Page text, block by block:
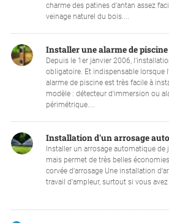
charme des patines d'antan assez
veinage naturel du bois....
Installer une alarme de piscine
Depuis le 1er janvier 2006,
obligatoire. Et indispensable lorsque
alarme de piscine est très facile à
modèle : détecteur d'immersion ou
périmétrique....
Installation d'un arrosage
Installer un arrosage automatique de
mais permet de très belles
corvée d’arrosage Une installation
travail d'ampleur, surtout si vous